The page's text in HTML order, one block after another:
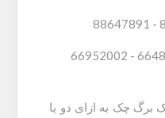
برگ چک به ازای دو یا